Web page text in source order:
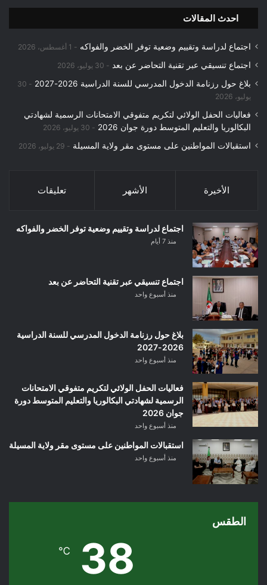
احدث المقالات
اجتماع لدراسة وتقييم وضعية توفر الخضر والفواكه 1 أغسطس، 2026
اجتماع تنسيقي عبر تقنية التحاضر عن بعد 30 يوليو، 2026
بلاغ حول رزنامة الدخول المدرسي للسنة الدراسية 2026-2027
30
يوليو، 2026
فعاليات الحفل الولائي لتكريم متفوقي الامتحانات الرسمية لشهادتي
البكالوريا والتعليم المتوسط دورة جوان 2026
30 يوليو، 2026
استقبالات المواطنين على مستوى مقر ولاية المسيلة 29 يوليو، 2026
الأخيرة الأشهر تعليقات
اجتماع لدراسة وتقييم وضعية توفر الخضر والفواكه
منذ 7 أيام
اجتماع تنسيقي عبر تقنية التحاضر عن بعد
منذ أسبوع واحد
بلاغ حول رزنامة الدخول المدرسي للسنة الدراسية
2026-2027
منذ أسبوع واحد
فعاليات الحفل الولائي لتكريم متفوقي الامتحانات
الرسمية لشهادتي البكالوريا والتعليم المتوسط دورة
جوان 2026
منذ أسبوع واحد
استقبالات المواطنين على مستوى مقر ولاية المسيلة
منذ أسبوع واحد
الطقس
38
℃